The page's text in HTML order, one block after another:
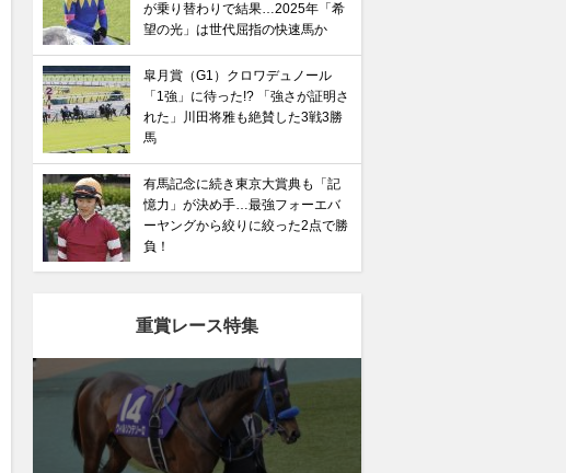
が乗り替わりで結果…2025年「希
望の光」は世代屈指の快速馬か
皐月賞（G1）クロワデュノール
「1強」に待った!? 「強さが証明さ
れた」川田将雅も絶賛した3戦3勝
馬
有馬記念に続き東京大賞典も「記
憶力」が決め手…最強フォーエバ
ーヤングから絞りに絞った2点で勝
負！
重賞レース特集